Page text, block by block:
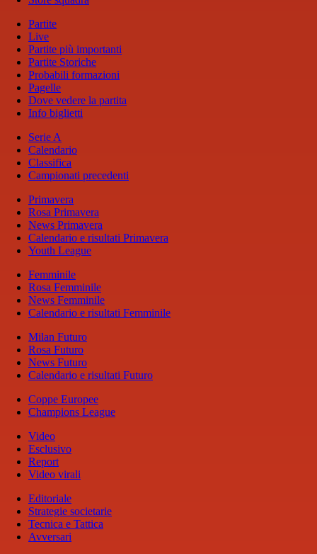
Partite
Live
Partite più importanti
Partite Storiche
Probabili formazioni
Pagelle
Dove vedere la partita
Info biglietti
Serie A
Calendario
Classifica
Campionati precedenti
Primavera
Rosa Primavera
News Primavera
Calendario e risultati Primavera
Youth League
Femminile
Rosa Femminile
News Femminile
Calendario e risultati Femminile
Milan Futuro
Rosa Futuro
News Futuro
Calendario e risultati Futuro
Coppe Europee
Champions League
Video
Esclusivo
Report
Video virali
Editoriale
Strategie societarie
Tecnica e Tattica
Avversari